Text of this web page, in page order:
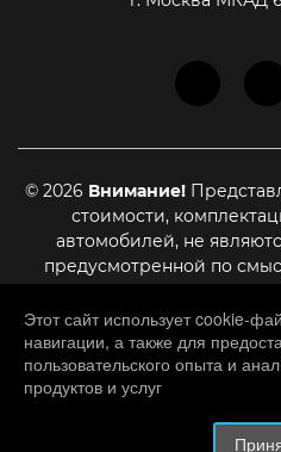
© 2026 Внимание!
стоимости,
автомобилей, не
предусмотренной по
информационный характер.
стоимости, сроках
являющихся существенными
купли-продажи,
–
Этот сайт использует cookie-
навигации, а также для
пользовательского опыта и
продуктов и услуг